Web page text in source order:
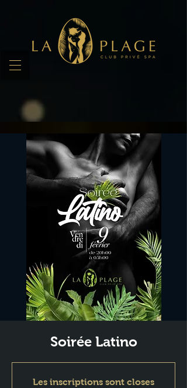
Soirée Latino
Les inscriptions sont closes